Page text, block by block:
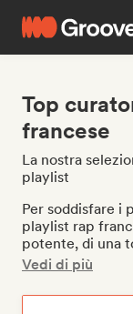
Top
francese
La nostra
playlist
Per soddisfare i
playlist rap
potente, di una
un rapper che
sono noti per il
Le playlist rap
Vedi di più